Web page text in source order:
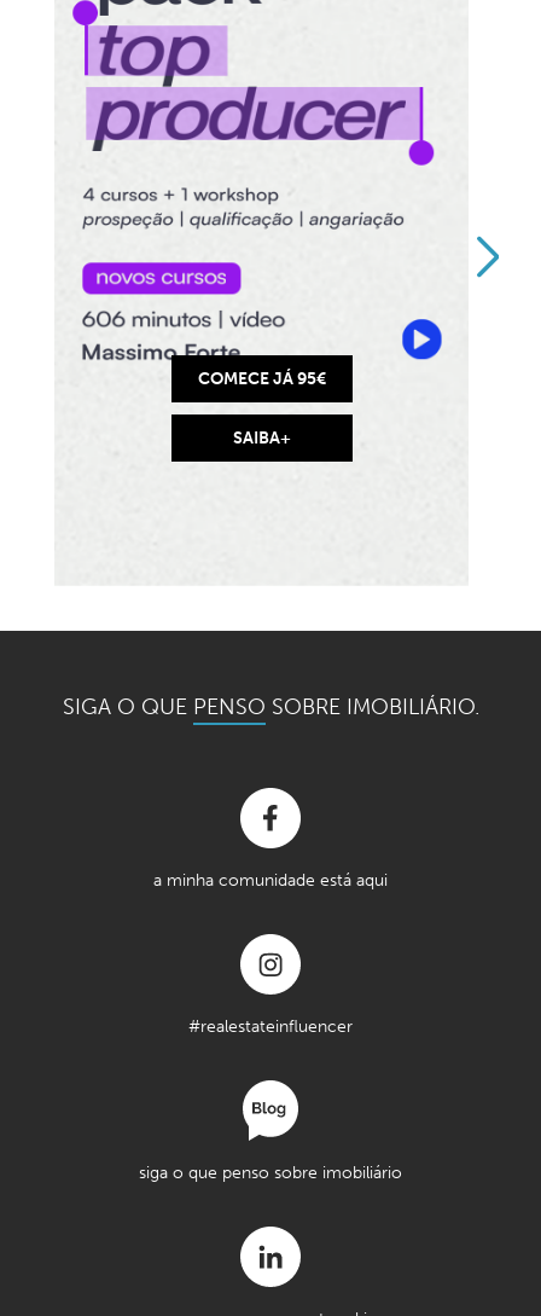
COMECE JÁ 95€
SAIBA+
SIGA O QUE PENSO SOBRE IMOBILIÁRIO.
a minha comunidade está aqui
#realestateinfluencer
siga o que penso sobre imobiliário